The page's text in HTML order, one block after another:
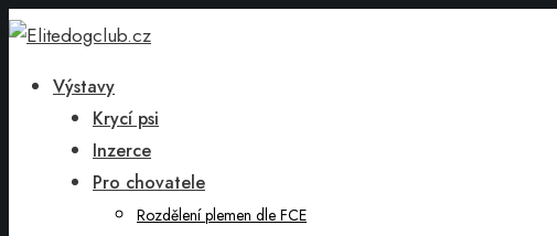
Výstavy
Krycí psi
Inzerce
Pro chovatele
Rozdělení plemen dle FCE